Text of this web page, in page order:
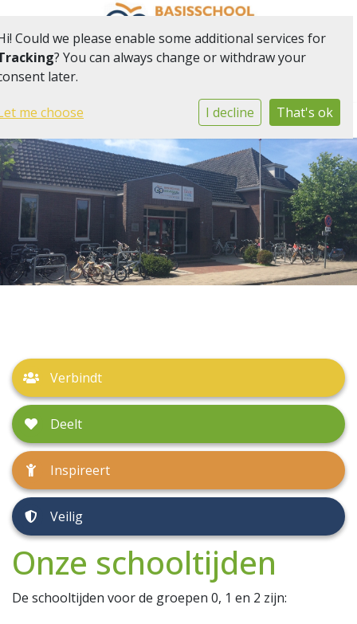
Verbindt
Deelt
Inspireert
Veilig
Onze schooltijden
De schooltijden voor de groepen 0, 1 en 2 zijn:
Could we please enable some additional services for
? You can always change or withdraw your
later.
me choose I decline That's ok